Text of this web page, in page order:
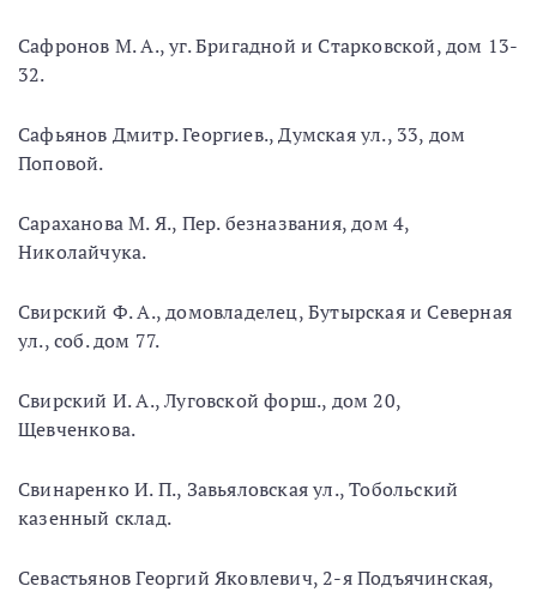
Сафронов М. А., уг. Бригадной и Старковской, дом 13-
32.
Сафьянов Дмитр. Георгиев., Думская ул., 33, дом
Поповой.
Сараханова М. Я., Пер. безназвания, дом 4,
Николайчука.
Свирский Ф. А., домовладелец, Бутырская и Северная
ул., соб. дом 77.
Свирский И. А., Луговской форш., дом 20,
Щевченкова.
Свинаренко И. П., Завьяловская ул., Тобольский
казенный склад.
Севастьянов Георгий Яковлевич, 2-я Подъячинская,